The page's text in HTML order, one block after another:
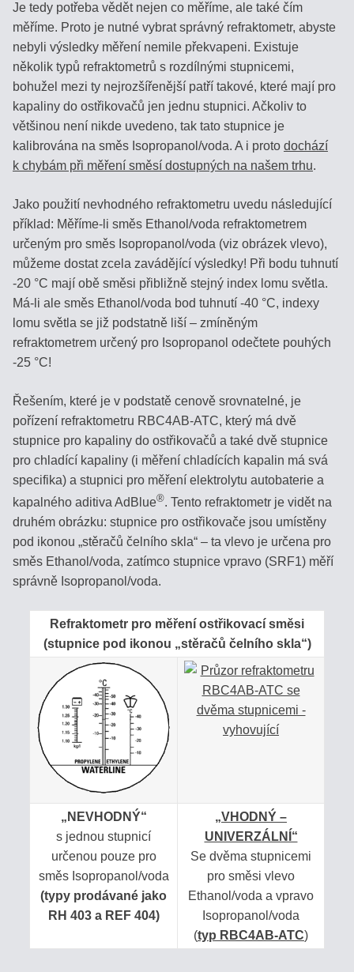
Je tedy potřeba vědět nejen co měříme, ale také čím
měříme. Proto je nutné vybrat správný refraktometr, abyste
nebyli výsledky měření nemile překvapeni. Existuje
několik typů refraktometrů s rozdílnými stupnicemi,
bohužel mezi ty nejrozšířenější patří takové, které mají pro
kapaliny do ostřikovačů jen jednu stupnici. Ačkoliv to
většinou není nikde uvedeno, tak tato stupnice je
kalibrována na směs Isopropanol/voda. A i proto dochází
k chybám při měření směsí dostupných na našem trhu.
Jako použití nevhodného refraktometru uvedu následující
příklad: Měříme-li směs Ethanol/voda refraktometrem
určeným pro směs Isopropanol/voda (viz obrázek vlevo),
můžeme dostat zcela zavádějící výsledky! Při bodu tuhnutí
-20 °C mají obě směsi přibližně stejný index lomu světla.
Má-li ale směs Ethanol/voda bod tuhnutí -40 °C, indexy
lomu světla se již podstatně liší – zmíněným
refraktometrem určený pro Isopropanol odečtete pouhých
-25 °C!
Řešením, které je v podstatě cenově srovnatelné, je
pořízení refraktometru RBC4AB-ATC, který má dvě
stupnice pro kapaliny do ostřikovačů a také dvě stupnice
pro chladící kapaliny (i měření chladících kapalin má svá
specifika) a stupnici pro měření elektrolytu autobaterie a
kapalného aditiva AdBlue®. Tento refraktometr je vidět na
druhém obrázku: stupnice pro ostřikovače jsou umístěny
pod ikonou „stěračů čelního skla“ – ta vlevo je určena pro
směs Ethanol/voda, zatímco stupnice vpravo (SRF1) měří
správně Isopropanol/voda.
Refraktometr pro měření ostřikovací směsi
(stupnice pod ikonou „stěračů čelního skla“)
„NEVHODNÝ“
s jednou stupnicí
určenou pouze pro
směs Isopropanol/voda
(typy prodávané jako
RH 403 a REF 404)
„VHODNÝ –
UNIVERZÁLNÍ“
Se dvěma stupnicemi
pro směsi vlevo
Ethanol/voda a vpravo
Isopropanol/voda
(typ RBC4AB-ATC)
BRIX
REFRAKČNÝ
INDEX
URINÁTY
SLANÉ
SOĽANKY
MLIEKO
MLIEČNE
VÝROBKY
REFRAKTOMETRE
NA
KÁVU
DIGITÁLNE
REFRAKTOMETRE
DIGITÁLNE
REFRAKTOMETRE
MISCO
VST
COFFEE
LABORATÓRNE
REFRAKTOMETRE
PRÍSLUŠENSTVO
KALIBRÁCIA
REFRAKTOMETROV
HLINÍKOVÉ
Eshop